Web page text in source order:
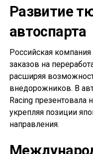
Развитие
автоспарта
Российская
заказов на
расширяя
внедорожников. В
Racing
укрепляя позиции
направления.